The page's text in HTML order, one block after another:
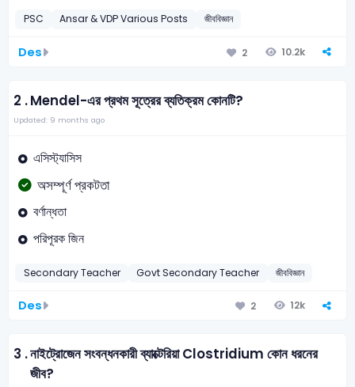
PSC Ansar & VDP Various Posts জীববিজ্ঞান
Des 2 10.2k
2 .Mendel-এর প্রথম সূত্রের ব্যতিক্রম কোনটি?
Updated: 9 months ago
এসিস্ট্যাসিস
অসম্পূর্ণ প্রকটতা
বর্ণান্ধতা
পরিপূরক জিন
Secondary Teacher Govt Secondary Teacher জীববিজ্ঞান
Des 2 12k
3 .নাইট্রোজেন সংবন্ধনকারী ব্যাক্টেরিয়া Clostridium কোন ধরনের
জীব?